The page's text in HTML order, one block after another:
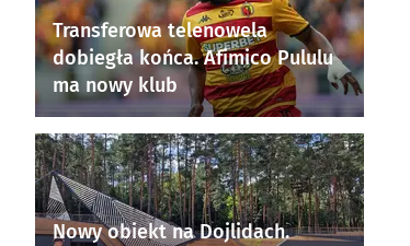
Transferowa telenowela
dobiegła końca. Afimico Pululu
ma nowy klub
Nowy obiekt na Dojlidach.